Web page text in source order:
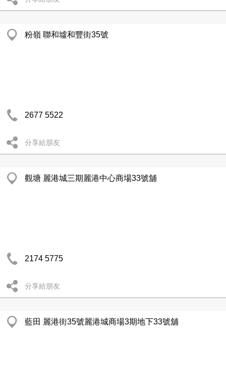
粉嶺 聯和墟和豐街35號
2677 5522
分享給朋友
觀塘 麗港城三期麗港中心商場33號舖
2174 5775
分享給朋友
藍田 麗港街35號麗港城商場3期地下33號舖